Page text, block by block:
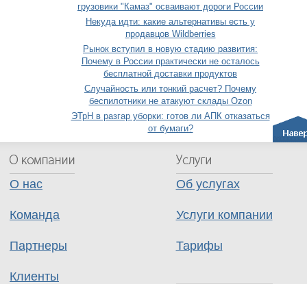
грузовики "Камаз" осваивают дороги России
Некуда идти: какие альтернативы есть у
продавцов Wildberries
Рынок вступил в новую стадию развития:
Почему в России практически не осталось
бесплатной доставки продуктов
Случайность или тонкий расчет? Почему
беспилотники не атакуют склады Ozon
ЭТрН в разгар уборки: готов ли АПК отказаться
от бумаги?
О нас
Команда
Партнеры
Клиенты
Об услугах
Услуги компании
Тарифы